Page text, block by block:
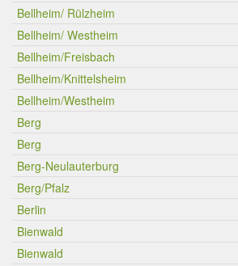
Bellheim/ Rülzheim
Bellheim/ Westheim
Bellheim/Freisbach
Bellheim/Knittelsheim
Bellheim/Westheim
Berg
Berg
Berg-Neulauterburg
Berg/Pfalz
Berlin
Bienwald
Bienwald